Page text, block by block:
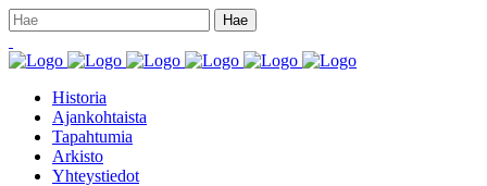
Historia
Ajankohtaista
Tapahtumia
Arkisto
Yhteystiedot